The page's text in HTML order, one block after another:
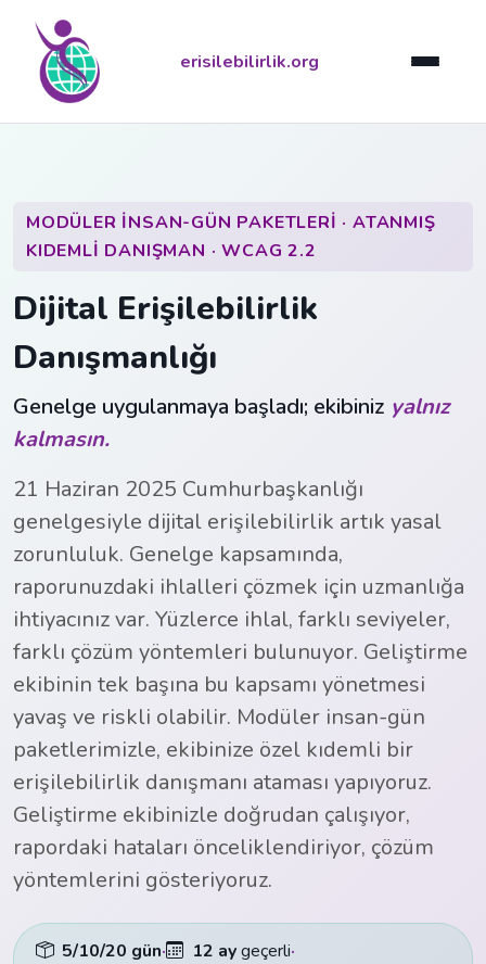
erisilebilirlik.org
MODÜLER İNSAN-GÜN PAKETLERI · ATANMIŞ
KIDEMLI DANIŞMAN · WCAG 2.2
Dijital Erişilebilirlik
Danışmanlığı
Genelge uygulanmaya başladı; ekibiniz yalnız
kalmasın.
21 Haziran 2025 Cumhurbaşkanlığı
genelgesiyle dijital erişilebilirlik artık yasal
zorunluluk. Genelge kapsamında,
raporunuzdaki ihlalleri çözmek için uzmanlığa
ihtiyacınız var. Yüzlerce ihlal, farklı seviyeler,
farklı çözüm yöntemleri bulunuyor. Geliştirme
ekibinin tek başına bu kapsamı yönetmesi
yavaş ve riskli olabilir. Modüler insan-gün
paketlerimizle, ekibinize özel kıdemli bir
erişilebilirlik danışmanı ataması yapıyoruz.
Geliştirme ekibinizle doğrudan çalışıyor,
rapordaki hataları önceliklendiriyor, çözüm
yöntemlerini gösteriyoruz.
5/10/20 gün· 12 aygeçerli·